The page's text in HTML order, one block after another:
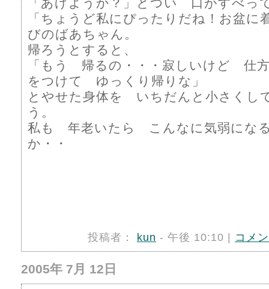
「ちょうど私にぴったりだね！お盆に
びのばあちゃん。
帰ろうとすると、
「もう 帰るの・・・寂しいけど 仕
をつけて ゆっくり帰りな」
とやせた身体を いちだんと小さく
う。
私も 年老いたら こんなに気弱にな
か・・
投稿者： kun - 午後 10:10 | コメ
2005年 7月 12日